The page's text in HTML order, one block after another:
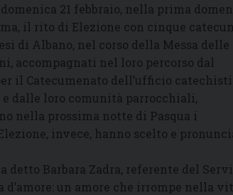
21 febbraio, nella prima
il rito di Elezione con cinque
di Albano, nel corso della Messa delle
accompagnati nel loro percorso dal
il Catecumenato dell’ufficio
e dalle loro comunità parrocchiali,
nella prossima notte di Pasqua i
invece, hanno scelto e
detto Barbara Zadra, referente del
un amore che irrompe nella